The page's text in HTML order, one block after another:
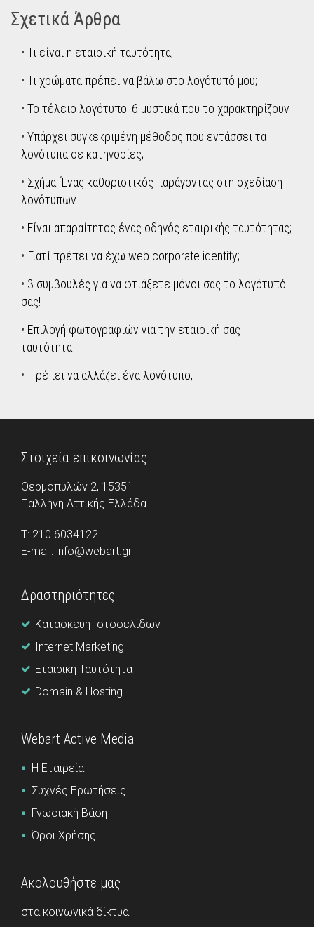
Σχετικά Άρθρα
• Τι είναι η εταιρική ταυτότητα;
• Τι χρώματα πρέπει να βάλω στο λογότυπό μου;
• Το τέλειο λογότυπο: 6 μυστικά που το χαρακτηρίζουν
• Υπάρχει συγκεκριμένη μέθοδος που εντάσσει τα
λογότυπα σε κατηγορίες;
• Σχήμα: Ένας καθοριστικός παράγοντας στη σχεδίαση
λογότυπων
• Είναι απαραίτητος ένας οδηγός εταιρικής ταυτότητας;
• Γιατί πρέπει να έχω web corporate identity;
• 3 συμβουλές για να φτιάξετε μόνοι σας το λογότυπό
σας!
• Επιλογή φωτογραφιών για την εταιρική σας
ταυτότητα
• Πρέπει να αλλάζει ένα λογότυπο;
Στοιχεία επικοινωνίας
Θερμοπυλών 2, 15351
Παλλήνη Aττικής Ελλάδα
Τ: 210.6034122
E-mail: info@webart.gr
Δραστηριότητες
Κατασκευή Ιστοσελίδων
Internet Marketing
Εταιρική Ταυτότητα
Domain & Hosting
Webart Active Media
Η Εταιρεία
Συχνές Ερωτήσεις
Γνωσιακή Βάση
Όροι Χρήσης
Ακολουθήστε μας
στα κοινωνικά δίκτυα